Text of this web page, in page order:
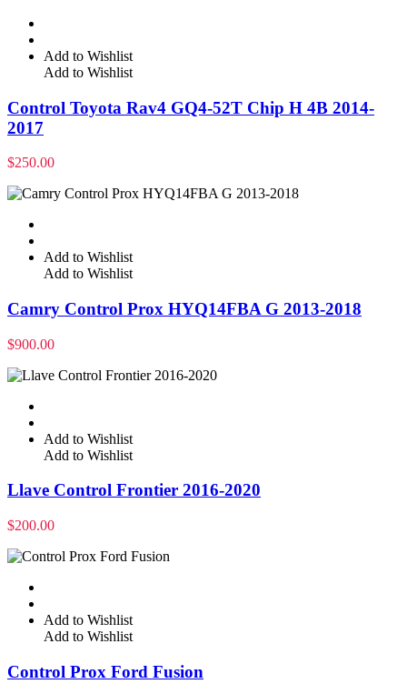
Add to Wishlist
Add to Wishlist
Control Toyota Rav4 GQ4-52T Chip H 4B 2014-
2017
$250.00
Add to Wishlist
Add to Wishlist
Camry Control Prox HYQ14FBA G 2013-2018
$900.00
Add to Wishlist
Add to Wishlist
Llave Control Frontier 2016-2020
$200.00
Add to Wishlist
Add to Wishlist
Control Prox Ford Fusion